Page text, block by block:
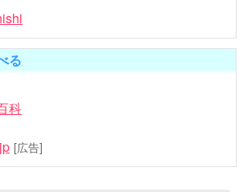
る
科
[広告]